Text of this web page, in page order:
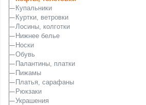
Купальники
Куртки, ветровки
Лосины, колготки
Нижнее белье
Носки
Обувь
Палантины, платки
Пижамы
Платья, сарафаны
Рюкзаки
Украшения